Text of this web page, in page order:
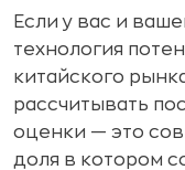
Если у вас и
технология
китайского
рассчитывать
оценки — это
доля в котором